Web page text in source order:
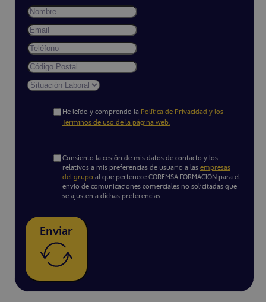
He leído y comprendo la Política de Privacidad y los
Términos de uso de la página web.
Consiento la cesión de mis datos de contacto y los
relativos a mis preferencias de usuario a las empresas
del grupo al que pertenece COREMSA FORMACIÓN para el
envío de comunicaciones comerciales no solicitadas que
se ajusten a dichas preferencias.
Enviar